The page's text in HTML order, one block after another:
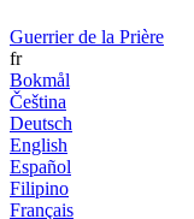
Guerrier de la Prière
fr
Bokmål
Čeština
Deutsch
English
Español
Filipino
Français